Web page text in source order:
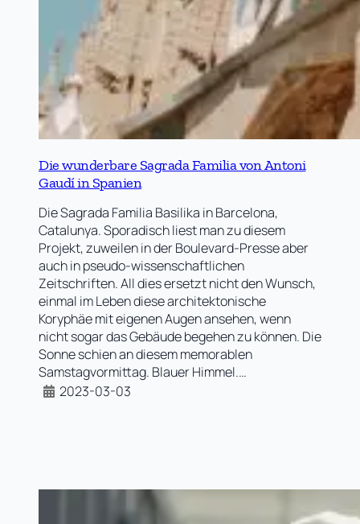
Die wunderbare Sagrada Familia von Antoni
Gaudí in Spanien
Die Sagrada Familia Basilika in Barcelona,
Catalunya. Sporadisch liest man zu diesem
Projekt, zuweilen in der Boulevard-Presse aber
auch in pseudo-wissenschaftlichen
Zeitschriften. All dies ersetzt nicht den Wunsch,
einmal im Leben diese architektonische
Koryphäe mit eigenen Augen ansehen, wenn
nicht sogar das Gebäude begehen zu können. Die
Sonne schien an diesem memorablen
Samstagvormittag. Blauer Himmel.…
2023-03-03